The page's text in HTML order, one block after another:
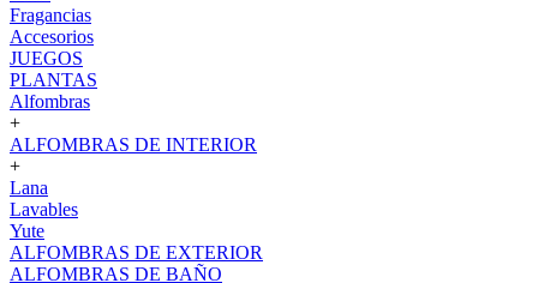
Fragancias
Accesorios
JUEGOS
PLANTAS
Alfombras
+
ALFOMBRAS DE INTERIOR
+
Lana
Lavables
Yute
ALFOMBRAS DE EXTERIOR
ALFOMBRAS DE BAÑO